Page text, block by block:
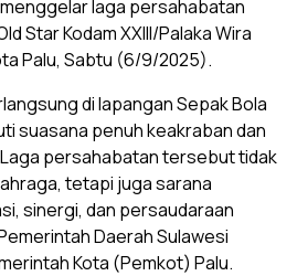
laga persahabatan
Star Kodam XXIII/Palaka Wira
Palu, Sabtu (6/9/2025).
di lapangan Sepak Bola
suasana penuh keakraban dan
persahabatan tersebut tidak
tetapi juga sarana
sinergi, dan persaudaraan
Daerah Sulawesi
Kota (Pemkot) Palu.